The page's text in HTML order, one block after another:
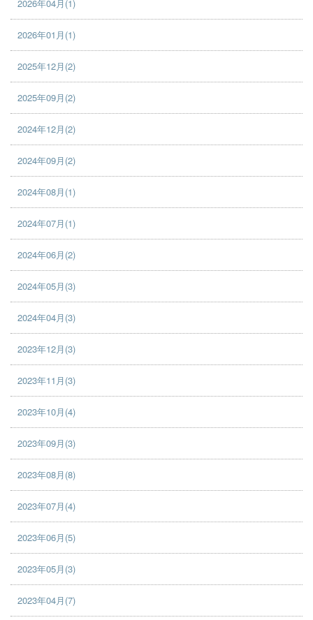
2026年04月(1)
2026年01月(1)
2025年12月(2)
2025年09月(2)
2024年12月(2)
2024年09月(2)
2024年08月(1)
2024年07月(1)
2024年06月(2)
2024年05月(3)
2024年04月(3)
2023年12月(3)
2023年11月(3)
2023年10月(4)
2023年09月(3)
2023年08月(8)
2023年07月(4)
2023年06月(5)
2023年05月(3)
2023年04月(7)